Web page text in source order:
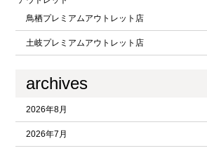
鳥栖プレミアムアウトレット店
土岐プレミアムアウトレット店
archives
2026年8月
2026年7月